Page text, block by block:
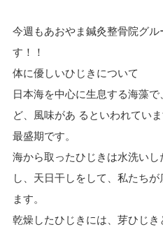
今週もあおやま鍼灸整骨院グ
す！！
体に優しいひじきについて
日本海を中心に生息する海藻
ど、風味があ るといわれてい
最盛期です。
海から取ったひじきは水洗い
し、天日干しをして、私たち
ます。
乾燥したひじきには、芽ひじ